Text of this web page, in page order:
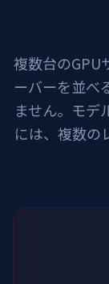
複数台のGPU
ーバーを並べ
ません。モデ
には、複数の